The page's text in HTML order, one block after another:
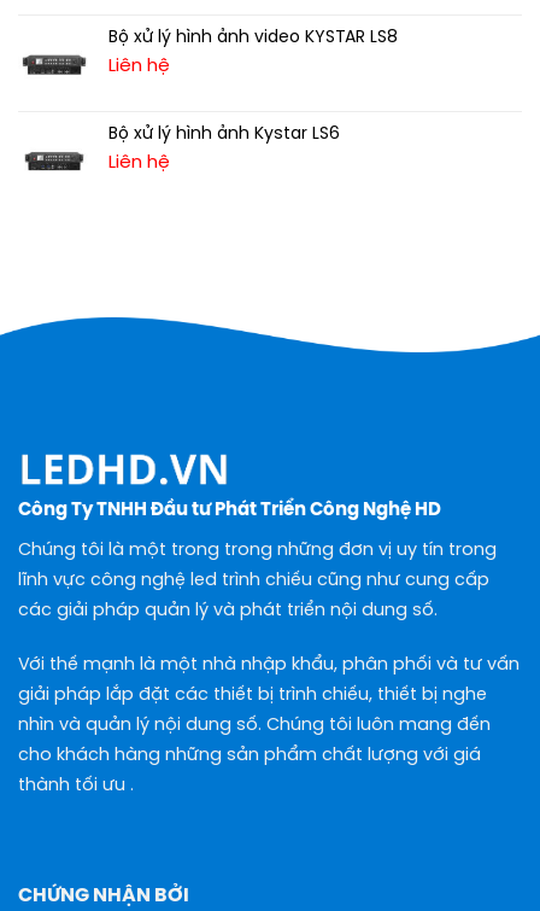
Bộ xử lý hình ảnh video KYSTAR LS8
Liên hệ
Bộ xử lý hình ảnh Kystar LS6
Liên hệ
Công Ty TNHH Đầu tư Phát Triển Công Nghệ HD
Chúng tôi là một trong trong những đơn vị uy tín trong
lĩnh vực công nghệ led trình chiếu cũng như cung cấp
các giải pháp quản lý và phát triển nội dung số.
Với thế mạnh là một nhà nhập khẩu, phân phối và tư vấn
giải pháp lắp đặt các thiết bị trình chiếu, thiết bị nghe
nhìn và quản lý nội dung số. Chúng tôi luôn mang đến
cho khách hàng những sản phẩm chất lượng với giá
thành tối ưu .
CHỨNG NHẬN BỞI